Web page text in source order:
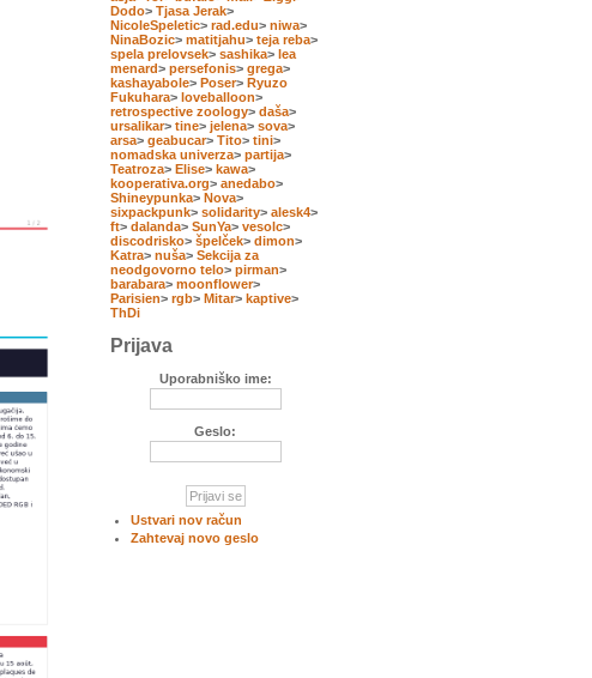
Dodo> Tjasa Jerak>
NicoleSpeletic> rad.edu> niwa>
NinaBozic> matitjahu> teja reba>
spela prelovsek> sashika> lea
menard> persefonis> grega>
kashayabole> Poser> Ryuzo
Fukuhara> loveballoon>
retrospective zoology> daša>
ursalikar> tine> jelena> sova>
arsa> geabucar> Tito> tini>
nomadska univerza> partija>
Teatroza> Elise> kawa>
kooperativa.org> anedabo>
Shineypunka> Nova>
sixpackpunk> solidarity> alesk4>
ft> dalanda> SunYa> vesolc>
discodrisko> špelček> dimon>
Katra> nuša> Sekcija za
neodgovorno telo> pirman>
barabara> moonflower>
Parisien> rgb> Mitar> kaptive>
ThDi
Prijava
Uporabniško ime:
Geslo:
Ustvari nov račun
Zahtevaj novo geslo